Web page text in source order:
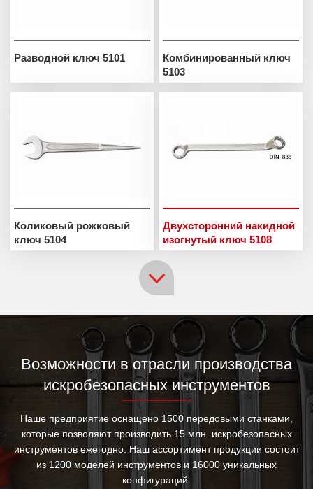
Разводной ключ 5101
Комбинированный ключ
5103
Коликовый рожковый
ключ 5104
Двухсторонний накидной
изогнутый ключ 5108
Возможности в отрасли производства
искробезопасных инструментов
Наше предприятие оснащено 1500 передовыми станками,
которые позволяют производить 15 млн. искробезопасных
инструментов ежегодно. Наш ассортимент продукции состоит
из 1200 моделей инструментов и 16000 уникальных
конфигураций.